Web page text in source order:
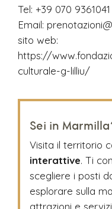
Tel: +39 070 9361041
Email:
sito web:
https://
culturale-g-lilliu/
Sei in
Visita il territorio
interattive. Ti
scegliere i posti
esplorare sulla
attrazioni e